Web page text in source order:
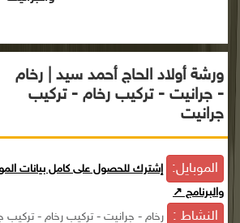
ورشة أولاد الحاج أحمد سيد | رخام
- جرانيت - تركيب رخام - تركيب
جرانيت
الموبايل: إشترك للحصول على كامل بيانات
والبرنامج ↗
النشاط : رخام - جرانيت - تركيب رخام - تركيب